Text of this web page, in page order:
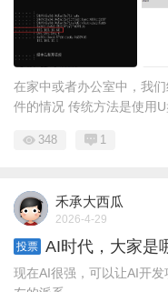
在家中或者办公室中，我
件的情况 传统方法是使用
348 1
禾承大西瓜
2026-4-29
投票 AI时代，大家是
现在AI很强，可以让AI开